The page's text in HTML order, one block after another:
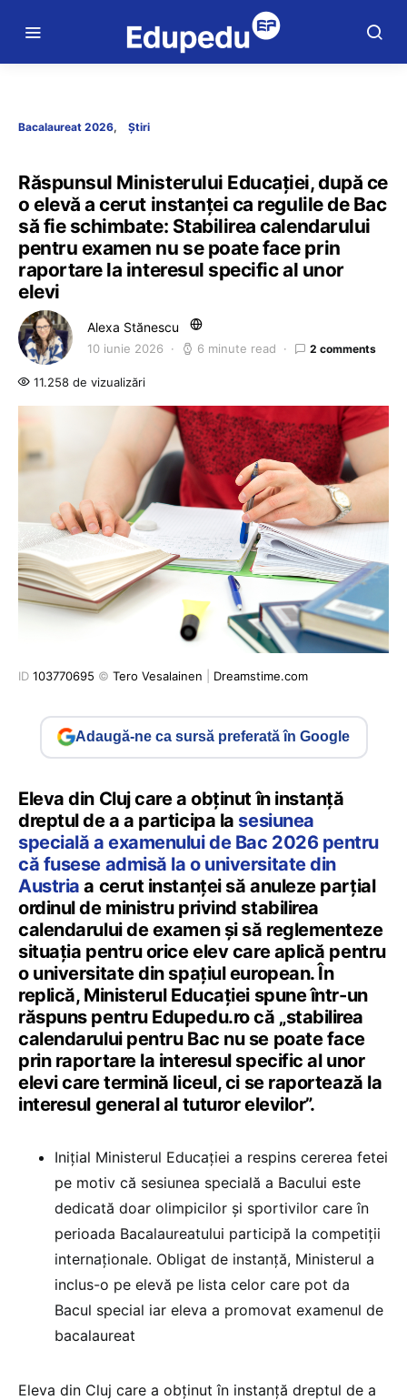
Bacalaureat 2026 Știri
Răspunsul Ministerului Educației, după ce
o elevă a cerut instanței ca regulile de Bac
să fie schimbate: Stabilirea calendarului
pentru examen nu se poate face prin
raportare la interesul specific al unor
elevi
Alexa Stănescu
10 iunie 2026 6 minute read 2 comments
11.258 de vizualizări
ID 103770695 © Tero Vesalainen Dreamstime.com
Adaugă-ne ca sursă preferată în Google
Eleva din Cluj care a obținut în instanță
dreptul de a a participa la sesiunea
specială a examenului de Bac 2026 pentru
că fusese admisă la o universitate din
Austria a cerut instanței să anuleze parțial
ordinul de ministru privind stabilirea
calendarului de examen și să reglementeze
situația pentru orice elev care aplică pentru
o universitate din spațiul european. În
replică, Ministerul Educației spune într-un
răspuns pentru Edupedu.ro că „stabilirea
calendarului pentru Bac nu se poate face
prin raportare la interesul specific al unor
elevi care termină liceul, ci se raportează la
interesul general al tuturor elevilor”.
Inițial Ministerul Educației a respins cererea fetei
pe motiv că sesiunea specială a Bacului este
dedicată doar olimpicilor și sportivilor care în
perioada Bacalaureatului participă la competiții
internaționale. Obligat de instanță, Ministerul a
inclus-o pe elevă pe lista celor care pot da
Bacul special iar eleva a promovat examenul de
bacalaureat
Eleva din Cluj care a obținut în instanță dreptul de a